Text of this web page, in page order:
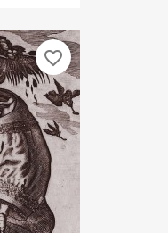
favorite_border